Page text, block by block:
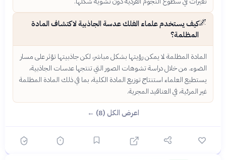
🌌كيف يستخدم علماء الفلك عدسة الجاذبية لاكتشاف المادة
المظلمة؟
المادة المظلمة لا يمكن رؤيتها بشكل مباشر، لكن جاذبيتها تؤثر على مسار
الضوء. من خلال دراسة تشوهات الصور التي تنتجها عدسات الجاذبية،
يستطيع العلماء استنتاج توزيع المادة الكلية، بما في ذلك المادة المظلمة
غير المرئية، في العناقيد المجرية.
اعرض الكل (8) ←